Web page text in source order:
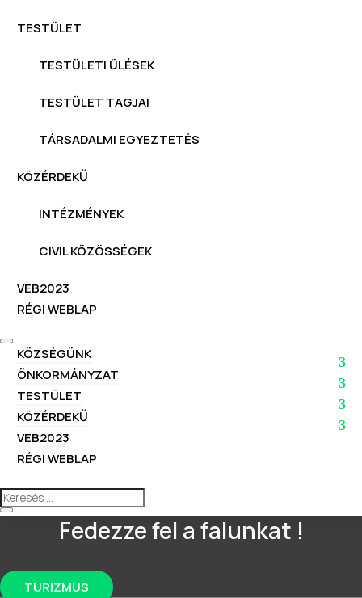
TESTÜLET
TESTÜLETI ÜLÉSEK
TESTÜLET TAGJAI
TÁRSADALMI EGYEZTETÉS
KÖZÉRDEKŰ
INTÉZMÉNYEK
CIVIL KÖZÖSSÉGEK
VEB2023
RÉGI WEBLAP
KÖZSÉGÜNK
ÖNKORMÁNYZAT
TESTÜLET
KÖZÉRDEKŰ
VEB2023
RÉGI WEBLAP
Fedezze fel a falunkat !
TURIZMUS